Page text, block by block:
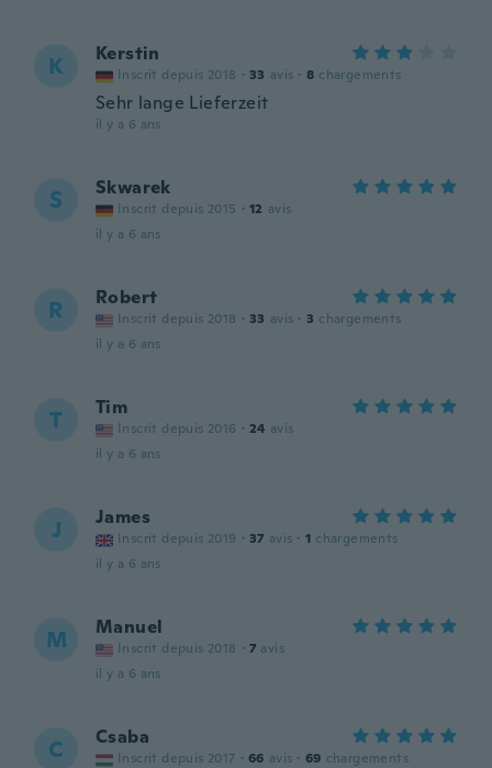
K Kerstin
Inscrit depuis 2018 · 33 avis · 8 chargements
Sehr lange Lieferzeit
il y a 6 ans
S Skwarek
Inscrit depuis 2015 · 12 avis
il y a 6 ans
R Robert
Inscrit depuis 2018 · 33 avis · 3 chargements
il y a 6 ans
T Tim
Inscrit depuis 2016 · 24 avis
il y a 6 ans
J James
Inscrit depuis 2019 · 37 avis · 1 chargements
il y a 6 ans
M Manuel
Inscrit depuis 2018 · 7 avis
il y a 6 ans
C Csaba
Inscrit depuis 2017 · 66 avis · 69 chargements